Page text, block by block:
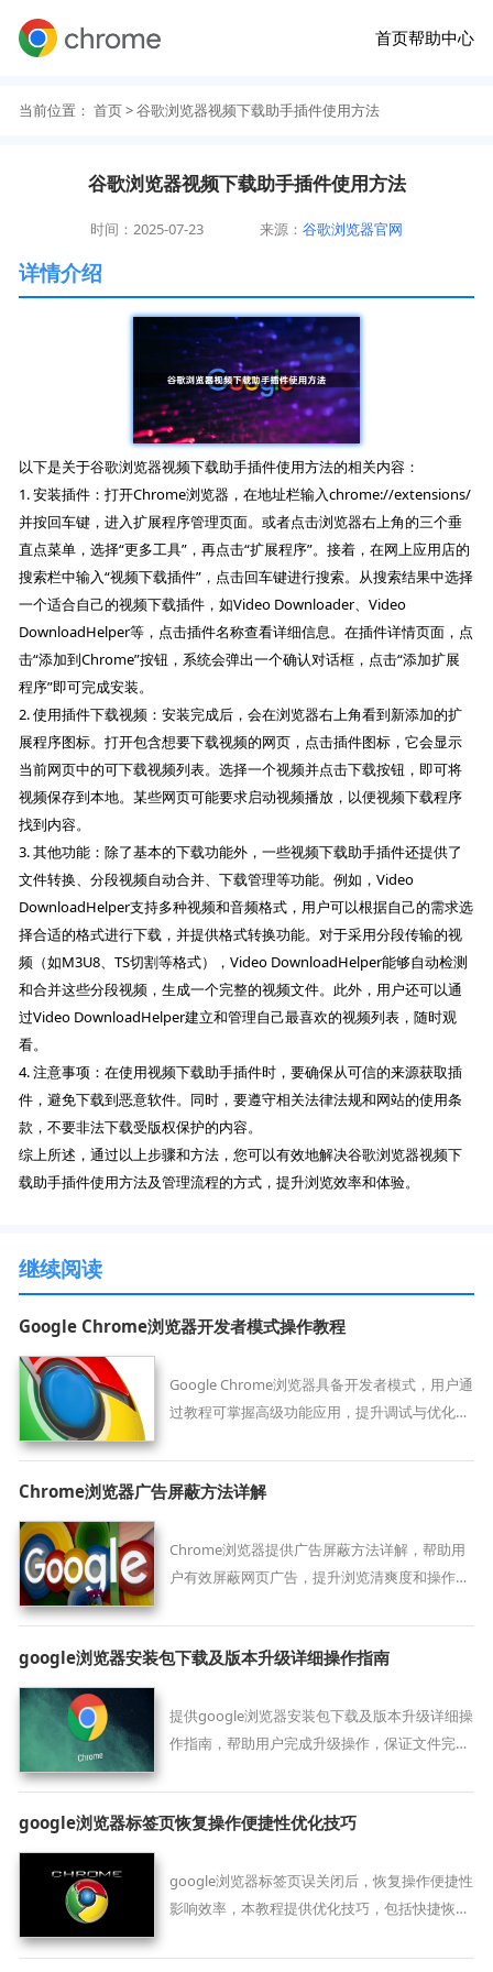
首页帮助中心
当前位置： 首页> 谷歌浏览器视频下载助手插件使用方法
谷歌浏览器视频下载助手插件使用方法
时间：2025-07-23 来源：谷歌浏览器官网
详情介绍
以下是关于谷歌浏览器视频下载助手插件使用方法的相关内容：
1. 安装插件：打开Chrome浏览器，在地址栏输入chrome://extensions/
并按回车键，进入扩展程序管理页面。或者点击浏览器右上角的三个垂
直点菜单，选择“更多工具”，再点击“扩展程序”。接着，在网上应用店的
搜索栏中输入“视频下载插件”，点击回车键进行搜索。从搜索结果中选择
一个适合自己的视频下载插件，如Video Downloader、Video
DownloadHelper等，点击插件名称查看详细信息。在插件详情页面，点
击“添加到Chrome”按钮，系统会弹出一个确认对话框，点击“添加扩展
程序”即可完成安装。
2. 使用插件下载视频：安装完成后，会在浏览器右上角看到新添加的扩
展程序图标。打开包含想要下载视频的网页，点击插件图标，它会显示
当前网页中的可下载视频列表。选择一个视频并点击下载按钮，即可将
视频保存到本地。某些网页可能要求启动视频播放，以便视频下载程序
找到内容。
3. 其他功能：除了基本的下载功能外，一些视频下载助手插件还提供了
文件转换、分段视频自动合并、下载管理等功能。例如，Video
DownloadHelper支持多种视频和音频格式，用户可以根据自己的需求选
择合适的格式进行下载，并提供格式转换功能。对于采用分段传输的视
频（如M3U8、TS切割等格式），Video DownloadHelper能够自动检测
和合并这些分段视频，生成一个完整的视频文件。此外，用户还可以通
过Video DownloadHelper建立和管理自己最喜欢的视频列表，随时观
看。
4. 注意事项：在使用视频下载助手插件时，要确保从可信的来源获取插
件，避免下载到恶意软件。同时，要遵守相关法律法规和网站的使用条
款，不要非法下载受版权保护的内容。
综上所述，通过以上步骤和方法，您可以有效地解决谷歌浏览器视频下
载助手插件使用方法及管理流程的方式，提升浏览效率和体验。
继续阅读
Google Chrome浏览器开发者模式操作教程
Google Chrome浏览器具备开发者模式，用户通
过教程可掌握高级功能应用，提升调试与优化能
Chrome浏览器广告屏蔽方法详解
Chrome浏览器提供广告屏蔽方法详解，帮助用
户有效屏蔽网页广告，提升浏览清爽度和操作效
google浏览器安装包下载及版本升级详细操作指南
提供google浏览器安装包下载及版本升级详细操
作指南，帮助用户完成升级操作，保证文件完整
google浏览器标签页恢复操作便捷性优化技巧
google浏览器标签页误关闭后，恢复操作便捷性
影响效率，本教程提供优化技巧，包括快捷恢
松找回网页。